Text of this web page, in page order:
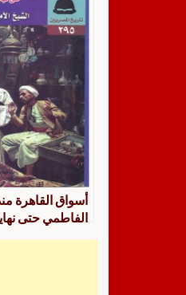
أسواق القاهرة
الفاطمي حتى